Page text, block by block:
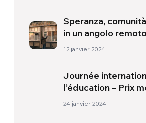
Speranza,
in un angolo
Inghilterra
12 janvier 2024
Journée
l’éducation – Prix
l’enseignant
24 janvier 2024